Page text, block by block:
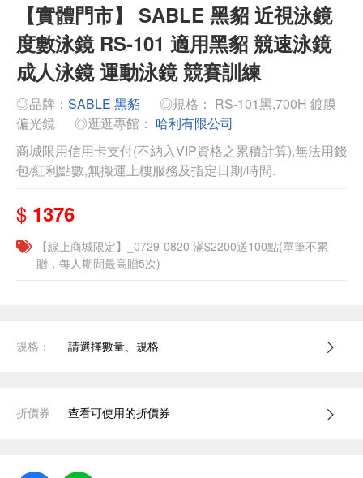
【實體門市】 SABLE 黑貂 近視泳鏡
度數泳鏡 RS-101 適用黑貂 競速泳鏡
成人泳鏡 運動泳鏡 競賽訓練
◎品牌： SABLE 黑貂
◎規格： RS-101黑,700H 鍍膜
偏光鏡
◎逛逛專館： 哈利有限公司
商城限用信用卡支付(不納入VIP資格之累積計算),無法用錢
包/紅利點數,無搬運上樓服務及指定日期/時間.
$ 1376
【線上商城限定】_0729-0820 滿$2200送100點(單筆不累
贈，每人期間最高贈5次)
規格： 請選擇數量、規格
折價券 查看可使用的折價券